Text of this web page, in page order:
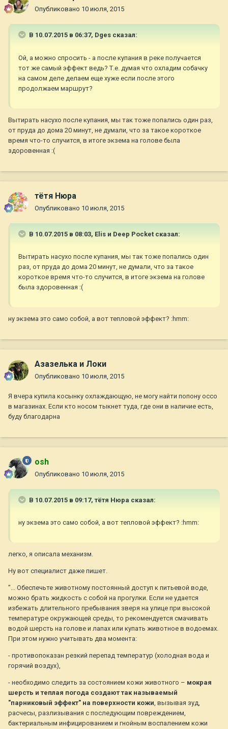
Опубликовано 10 июля, 2015
В 10.07.2015 в 06:37, Dges сказал:
Ой, а можно спросить - а после купания в реке получается
тот же самый эффект ведь? Т.е. думая что охладим собачку
на самом деле делаем еще хуже если после этого
продолжаем маршрут?
Вытирать насухо после купания, мы так тоже попались один раз,
от пруда до дома 20 минут, не думали, что за такое короткое
время что-то случится, в итоге экзема на голове была
здоровенная :(
тётя Нюра
Опубликовано 10 июля, 2015
В 10.07.2015 в 08:03, Elis и Deep Pocket сказал:
Вытирать насухо после купания, мы так тоже попались один
раз, от пруда до дома 20 минут, не думали, что за такое
короткое время что-то случится, в итоге экзема на голове
была здоровенная :(
ну экзема это само собой, а вот тепловой эффект? :hmm:
Азазелька и Локи
Опубликовано 10 июля, 2015
Я вчера купила косынку охлаждающую, не могу найти попону оссо
в магазинах. Если кто носом тыкнет туда, где они в наличие есть,
буду благодарна
osh
Опубликовано 10 июля, 2015
В 10.07.2015 в 09:17, тётя Нюра сказал:
ну экзема это само собой, а вот тепловой эффект? :hmm:
легко, я описала механизм.
Ну вот специалист даже пишет.
"... Обеспечьте животному постоянный доступ к питьевой воде,
можно брать жидкость с собой на прогулки. Если не удается
избежать длительного пребывания зверя на улице при высокой
температуре окружающей среды, то рекомендуется смачивать
водой шерсть на голове и лапах или купать животное в водоемах.
При этом нужно учитывать два момента:
- противопоказан резкий перепад температур (холодная вода и
горячий воздух),
- необходимо следить за состоянием кожи животного – мокрая
шерсть и теплая погода создают так называемый
"парниковый эффект" на поверхности кожи, вызывая зуд,
расчесы, разлизывания с последующим повреждением,
бактериальным инфицированием и гнойным воспалением кожи